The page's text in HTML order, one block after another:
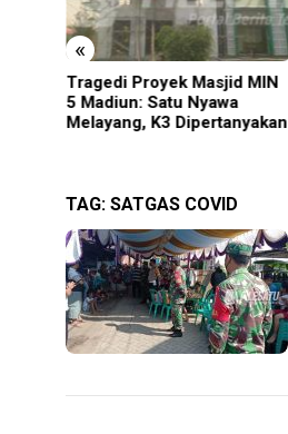
«
Tragedi Proyek Masjid MIN
5 Madiun: Satu Nyawa
Melayang, K3 Dipertanyakan
TAG: SATGAS COVID